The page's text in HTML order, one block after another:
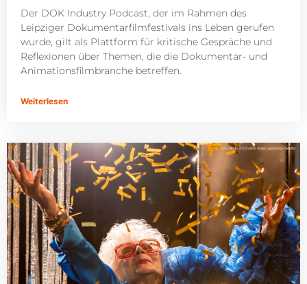
Der DOK Industry Podcast, der im Rahmen des
Leipziger Dokumentarfilmfestivals ins Leben gerufen
wurde, gilt als Plattform für kritische Gespräche und
Reflexionen über Themen, die die Dokumentar- und
Animationsfilmbranche betreffen.
Weiterlesen